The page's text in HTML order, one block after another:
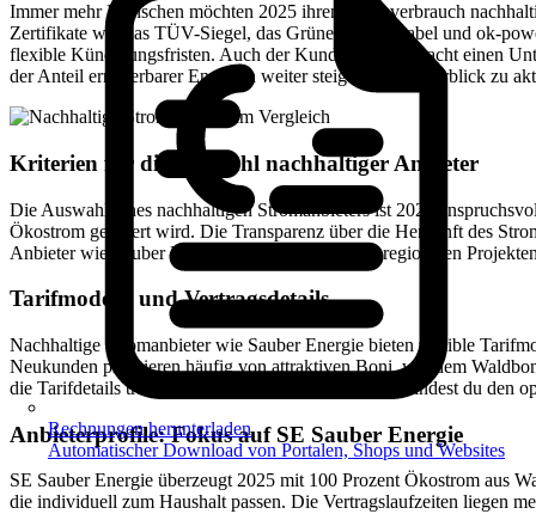
Rechnungen herunterladen
Automatischer Download von Portalen, Shops und Websites
Immer mehr Menschen möchten 2025 ihren Stromverbrauch
Zertifikate wie das TÜV-Siegel, das Grüner Strom Label und ok-
flexible Kündigungsfristen. Auch der Kundenservice macht einen
der Anteil erneuerbarer Energien weiter steigt. Einen Überblick zu
Kriterien für die Auswahl nachhaltiger Anbieter
Die Auswahl eines nachhaltigen Stromanbieters ist 2025
Ökostrom geliefert wird. Die Transparenz über die Herkunft des
Anbieter wie Sauber Energie punkten zudem mit regionalen
Tarifmodelle und Vertragsdetails
Nachhaltige Stromanbieter wie Sauber Energie bieten flexible
Neukunden profitieren häufig von attraktiven Boni, wie dem
die Tarifdetails transparent und verständlich sind. So findest du den
Anbieterprofile: Fokus auf SE Sauber Energie
SE Sauber Energie überzeugt 2025 mit 100 Prozent Ökostrom aus
die individuell zum Haushalt passen. Die Vertragslaufzeiten liegen